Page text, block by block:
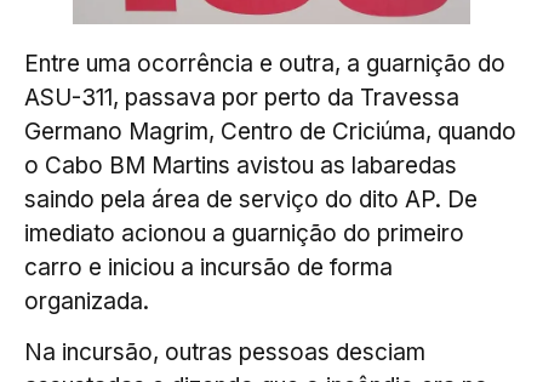
Entre uma ocorrência e outra, a guarnição do
ASU-311, passava por perto da Travessa
Germano Magrim, Centro de Criciúma, quando
o Cabo BM Martins avistou as labaredas
saindo pela área de serviço do dito AP. De
imediato acionou a guarnição do primeiro
carro e iniciou a incursão de forma
organizada.
Na incursão, outras pessoas desciam